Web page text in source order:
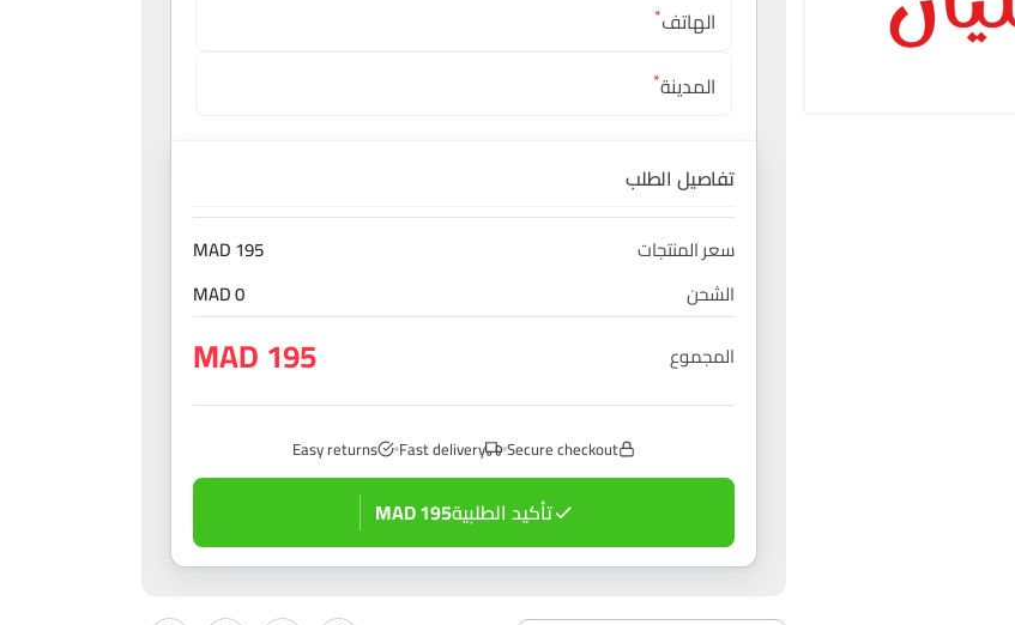
الهاتف*
المدينة*
تفاصيل الطلب
سعر المنتجات
195 MAD
الشحن
0 MAD
المجموع
195 MAD
Secure checkout
Fast delivery
Easy returns
تأكيد الطلبية195 MAD